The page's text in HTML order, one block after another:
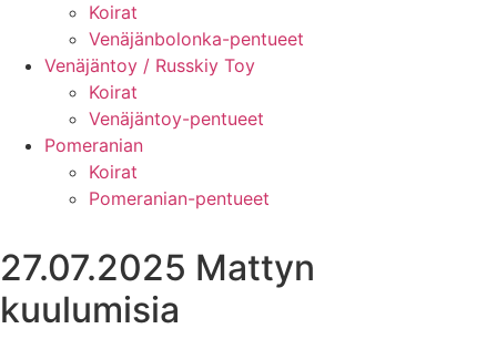
Koirat
Venäjänbolonka-pentueet
Venäjäntoy / Russkiy Toy
Koirat
Venäjäntoy-pentueet
Pomeranian
Koirat
Pomeranian-pentueet
27.07.2025 Mattyn
kuulumisia